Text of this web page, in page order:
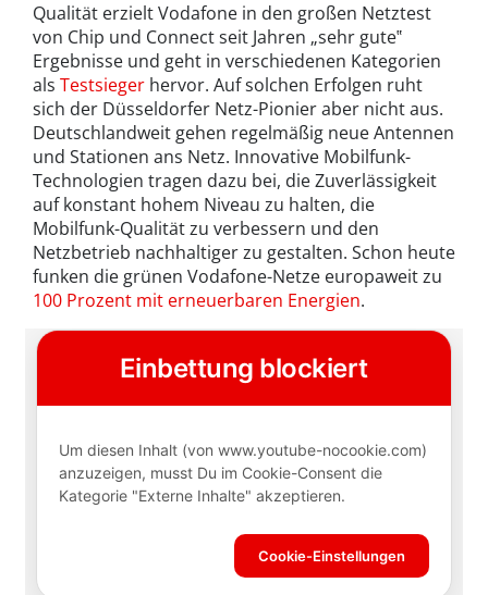
Qualität erzielt Vodafone in den großen Netztest
von Chip und Connect seit Jahren „sehr gute‟
Ergebnisse und geht in verschiedenen Kategorien
als Testsieger hervor. Auf solchen Erfolgen ruht
sich der Düsseldorfer Netz-Pionier aber nicht aus.
Deutschlandweit gehen regelmäßig neue Antennen
und Stationen ans Netz. Innovative Mobilfunk-
Technologien tragen dazu bei, die Zuverlässigkeit
auf konstant hohem Niveau zu halten, die
Mobilfunk-Qualität zu verbessern und den
Netzbetrieb nachhaltiger zu gestalten. Schon heute
funken die grünen Vodafone-Netze europaweit zu
100 Prozent mit erneuerbaren Energien.